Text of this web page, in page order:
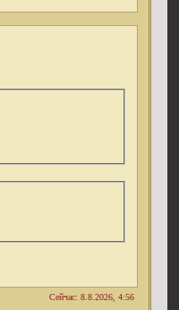
Сейчас: 8.8.2026, 4:56